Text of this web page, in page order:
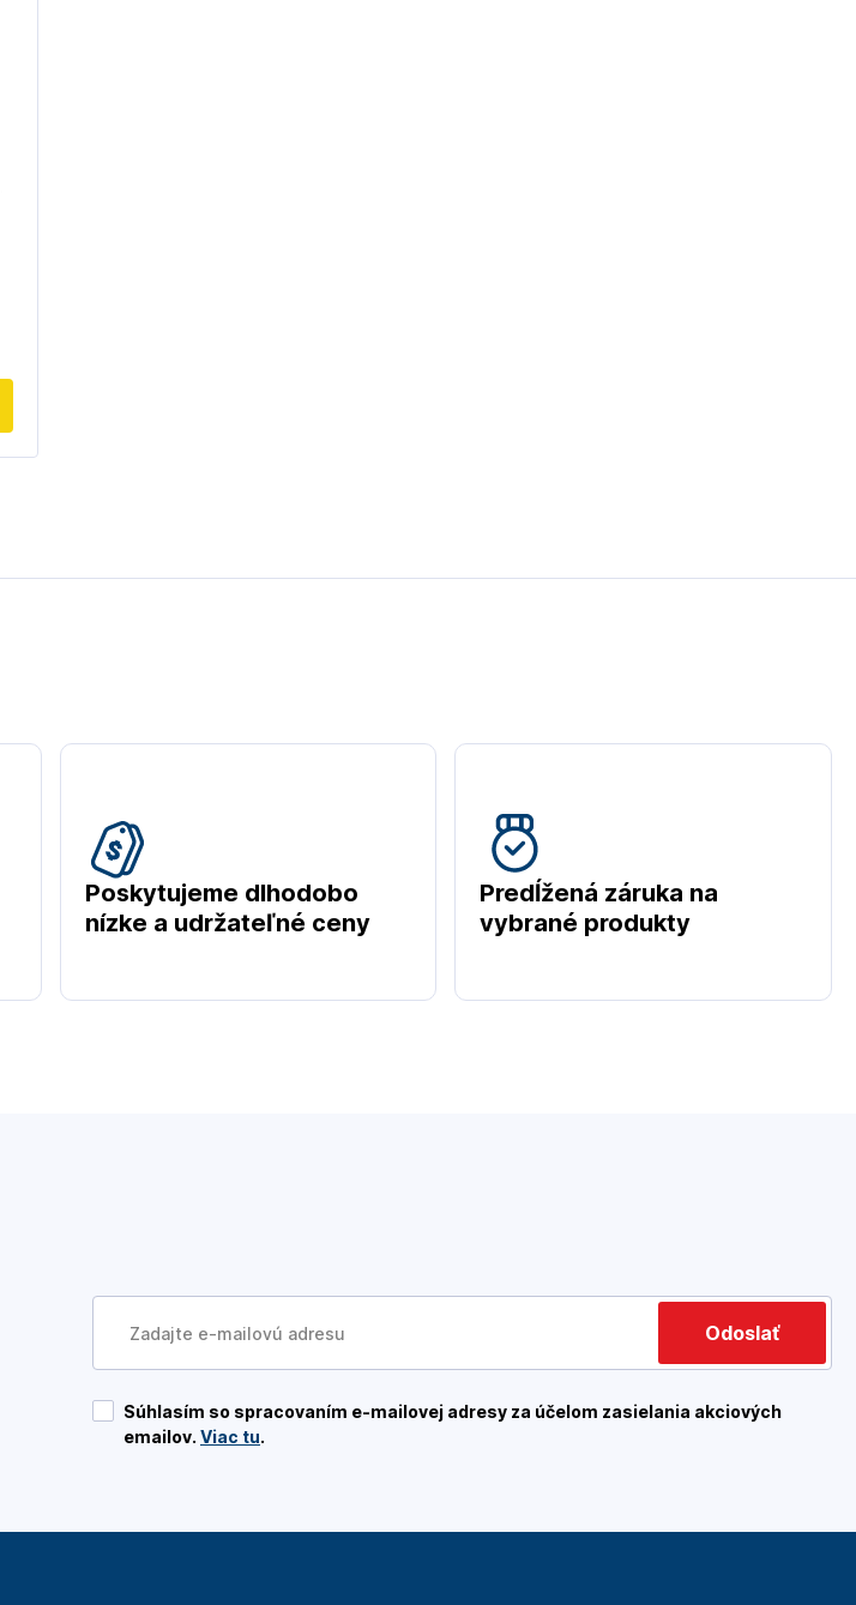
Poskytujeme dlhodobo
nízke a udržateľné ceny
Predĺžená záruka na
vybrané produkty
Odoslať
Súhlasím so spracovaním e-mailovej adresy za účelom zasielania akciových
emailov. Viac tu.